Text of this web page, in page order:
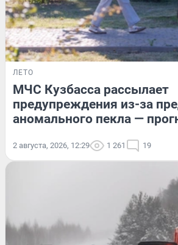
ЛЕТО
МЧС Кузбасса рассылает
предупреждения из-за
аномального пекла —
2 августа, 2026, 12:29 1 261 19